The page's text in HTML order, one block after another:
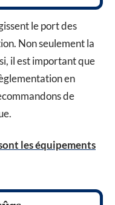
le port des
Non seulement la
il est important que
en
de
les équipements